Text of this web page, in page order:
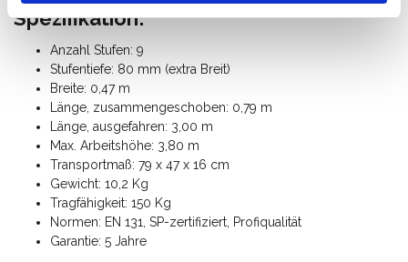
Spezifikation:
Anzahl Stufen: 9
Stufentiefe: 80 mm (extra Breit)
Breite: 0,47 m
Länge, zusammengeschoben: 0,79 m
Länge, ausgefahren: 3,00 m
Max. Arbeitshöhe: 3,80 m
Transportmaß: 79 x 47 x 16 cm
Gewicht: 10,2 Kg
Tragfähigkeit: 150 Kg
Normen: EN 131, SP-zertifiziert, Profiqualität
Garantie: 5 Jahre